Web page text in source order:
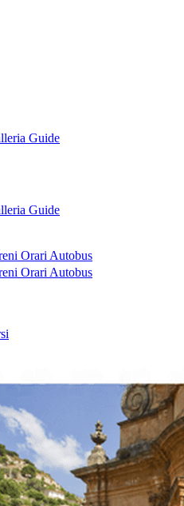
Guide
Orari Autobus
Deutsch Español
Guide
Orari Autobus